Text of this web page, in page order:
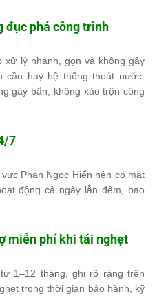
đục phá công trình
xử lý nhanh, gọn và không gây
hay hệ thống thoát nước.
gây bẩn, không xáo trộn công
7
Phan Ngọc Hiển nên có mặt
động cả ngày lẫn đêm, bao
miễn phí khi tái nghẹt
1–12 tháng, ghi rõ ràng trên
trong thời gian bảo hành, kỹ